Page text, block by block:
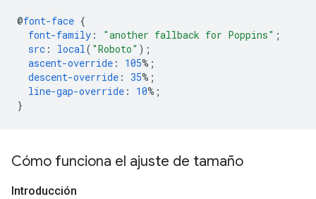
@font-face {
font-family : "another fallback for Poppins" ;
src : local( "Roboto" );
ascent-override : 105%;
descent-override : 35%;
line-gap-override : 10%;
}
Cómo funciona el ajuste de tamaño
Introducción